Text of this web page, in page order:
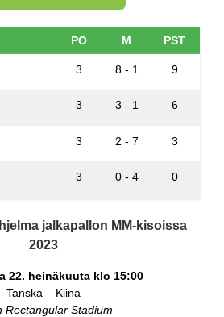
PO M PST
3 8 - 1 9
3 3 - 1 6
3 2 - 7 3
3 0 - 4 0
jalkapallon MM-kisoissa
2023
22. heinäkuuta klo 15:00
Tanska – Kiina
Rectangular Stadium